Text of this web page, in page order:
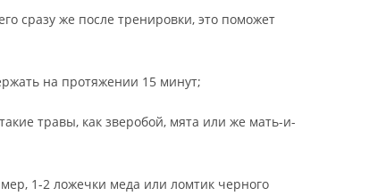
сразу же после тренировки, это поможет
на протяжении 15 минут;
травы, как зверобой, мята или же мать-и-
1-2 ложечки меда или ломтик черного